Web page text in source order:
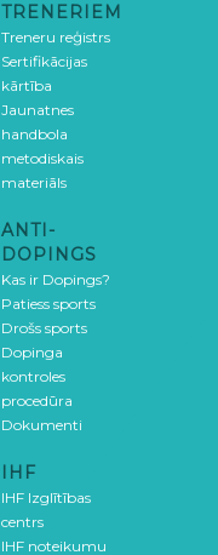
TRENERIEM
Treneru reģistrs
Sertifikācijas
kārtība
Jaunatnes
handbola
metodiskais
materiāls
ANTI-
DOPINGS
Kas ir Dopings?
Patiess sports
Drošs sports
Dopinga
kontroles
procedūra
Dokumenti
IHF
IHF Izglītības
centrs
IHF noteikumu